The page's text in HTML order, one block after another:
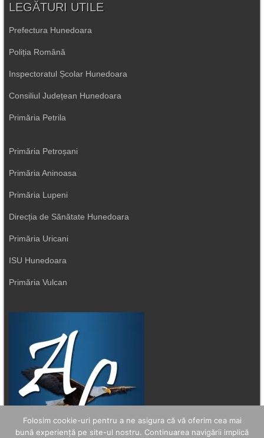
LEGĂTURI UTILE
Prefectura Hunedoara
Poliția Română
Inspectoratul Școlar Hunedoara
Consiliul Județean Hunedoara
Primăria Petrila
Primăria Petroșani
Primăria Aninoasa
Primăria Lupeni
Direcția de Sănătate Hunedoara
Primăria Uricani
ISU Hunedoara
Primăria Vulcan
Folosim cookie-uri pentru a ne asigura că vă oferim cea mai
bună experiență pe site-ul nostru. Continuarea navigării implică